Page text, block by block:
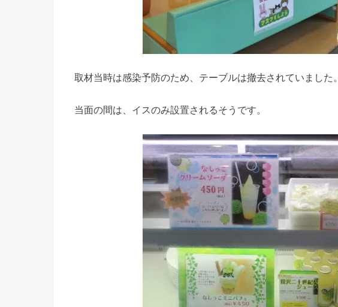
取材当時は感染予防のため、テーブルは撤去されていました。
当面の間は、イスのみ設置されるそうです。